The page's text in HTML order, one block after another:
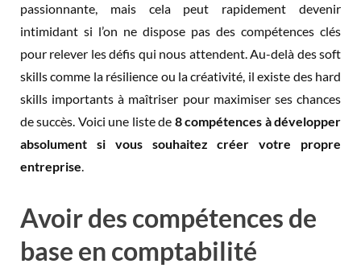
passionnante, mais cela peut rapidement devenir
intimidant si l’on ne dispose pas des compétences clés
pour relever les défis qui nous attendent. Au-delà des soft
skills comme la résilience ou la créativité, il existe des hard
skills importants à maîtriser pour maximiser ses chances
de succès. Voici une liste de 8 compétences à développer
absolument si vous souhaitez créer votre propre
entreprise.
Avoir des compétences de
base en comptabilité